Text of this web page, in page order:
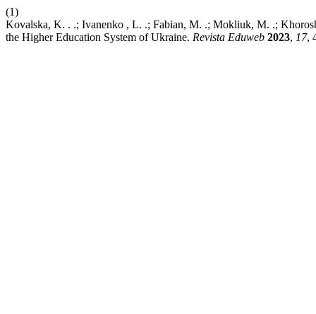
(1)
Kovalska, K. . .; Ivanenko , L. .; Fabian, M. .; Mokliuk, M. .;
the Higher Education System of Ukraine. Revista Eduweb 2023, 17,